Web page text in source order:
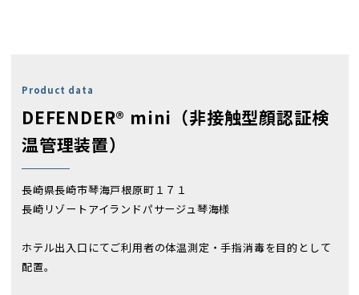
Product data
DEFENDER® mini（非接触型顔認証検
温管理装置）
長崎県長崎市琴海戸根原町１７１
長崎リゾートアイランドパサージュ琴海様
ホテル出入口にてご利用者の体温測定・手指消毒を目的として
配置。